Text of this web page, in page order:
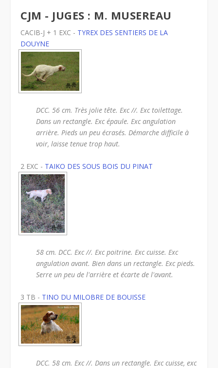
CJM - JUGES : M. MUSEREAU
CACIB-J + 1 EXC - TYREX DES SENTIERS DE LA
DOUYNE
DCC. 56 cm. Très jolie tête. Exc //. Exc toilettage.
Dans un rectangle. Exc épaule. Exc angulation
arrière. Pieds un peu écrasés. Démarche difficile à
voir, laisse tenue trop haut.
2 EXC - TAIKO DES SOUS BOIS DU PINAT
58 cm. DCC. Exc //. Exc poitrine. Exc cuisse. Exc
angulation avant. Bien dans un rectangle. Exc pieds.
Serre un peu de l'arrière et écarte de l'avant.
3 TB - TINO DU MILOBRE DE BOUISSE
DCC. 58 cm. Exc //. Dans un rectangle. Exc cuisse, exc